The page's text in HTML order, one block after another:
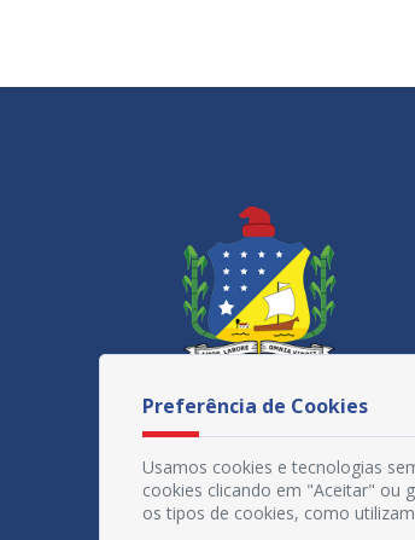
Preferência de Cookies
Usamos cookies e tecnologias
cookies clicando em "Aceitar" ou
os tipos de cookies, como